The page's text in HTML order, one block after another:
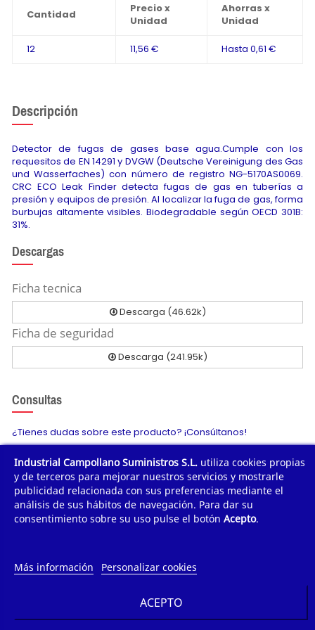
Cantidad
Precio x
Unidad
Ahorras x
Unidad
12 11,56 € Hasta 0,61 €
Descripción
Detector de fugas de gases base agua.Cumple con los
requesitos de EN 14291 y DVGW (Deutsche Vereinigung des Gas
und Wasserfaches) con número de registro NG-5170AS0069.
CRC ECO Leak Finder detecta fugas de gas en tuberías a
presión y equipos de presión. Al localizar la fuga de gas, forma
burbujas altamente visibles. Biodegradable según OECD 301B:
31%.
Descargas
Ficha tecnica
Descarga (46.62k)
Ficha de seguridad
Descarga (241.95k)
Consultas
¿Tienes dudas sobre este producto? ¡Consúltanos!
Envíanos tu consulta
¿QUIÉNES SOMOS?
Industrial Campollano Suministros S.L. utiliza cookies propias
y de terceros para mejorar nuestros servicios y mostrarle
publicidad relacionada con sus preferencias mediante el
análisis de sus hábitos de navegación. Para dar su
consentimiento sobre su uso pulse el botón Acepto.
Más información Personalizar cookies
ACEPTO